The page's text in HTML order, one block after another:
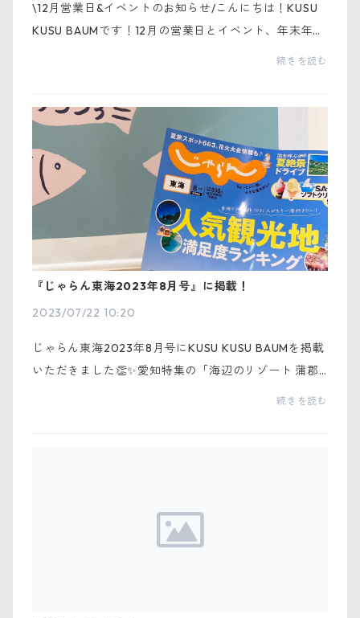
\12月営業日&イベントのお知らせ/こんにちは！KUSU
KUSU BAUMです！12月の営業日とイベント、年末年始
の営業についてお知らせします📢ーーーーーーーーー
続きを読む
『じゃらん東海2023年8月号』に掲載！
2023/07/22 10:20
じゃらん東海2023年8月号にKUSU KUSU BAUMを掲載
いただきました👏✨愛知特集の「海辺のリゾート 蒲郡
たび」の中 p.193 に掲載されております。観光地から
続きを読む